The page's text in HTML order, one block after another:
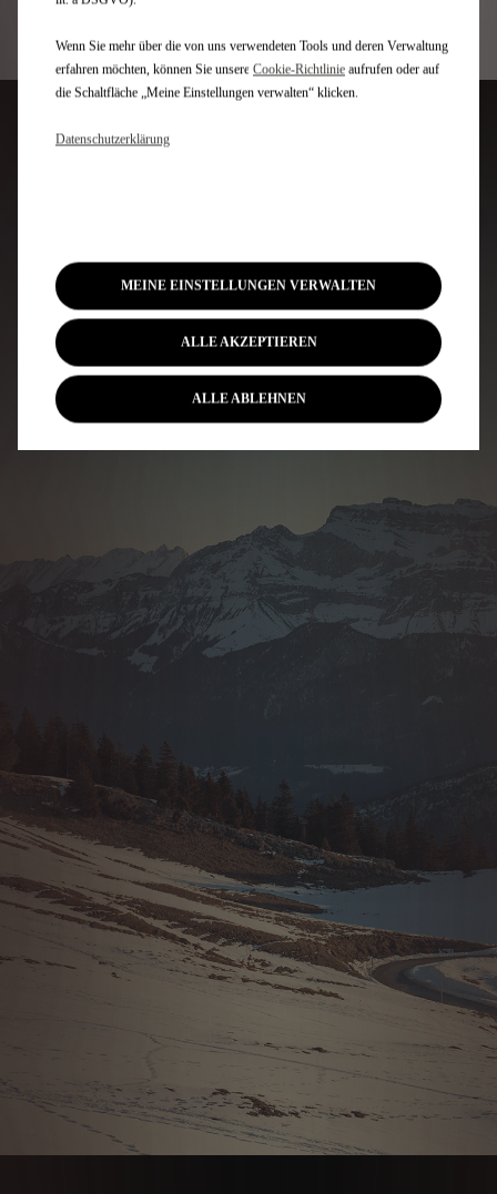
ABGASREINIGUNG DER
eingebaut, um die bei der Dieselverbrennung entstehenden
Schadstoffe zu beseitigen: unverbrannte Kohlenwasserstoffe
(HC), Kohlenmonoxid (CO), Stickoxide (NOx) sowie Feinstaub.
Wenn Sie mehr über die von uns verwendeten Tools und deren Verwaltung
erfahren möchten, können Sie unsere Cookie‑Richtlinie aufrufen oder auf
die Schaltfläche „Meine Einstellungen verwalten“ klicken.
Datenschutzerklärung
MEINE EINSTELLUNGEN VERWALTEN
ALLE AKZEPTIEREN
ALLE ABLEHNEN